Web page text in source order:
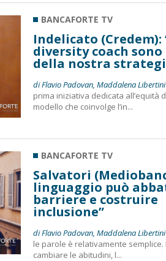
BANCAFORTE TV
Indelicato (Credem):
diversity coach
della nostra
di Flavio Padovan, Maddalena
prima iniziativa dedicata all’equità
modello che coinvolge l’in...
BANCAFORTE TV
Salvatori
linguaggio può
barriere e costruire
inclusione”
di Flavio Padovan, Maddalena
le parole è relativamente semplice.
cambiare le abitudini, l...